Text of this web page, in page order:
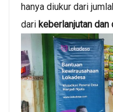
hanya diukur dari
dari keberlanjutan dan